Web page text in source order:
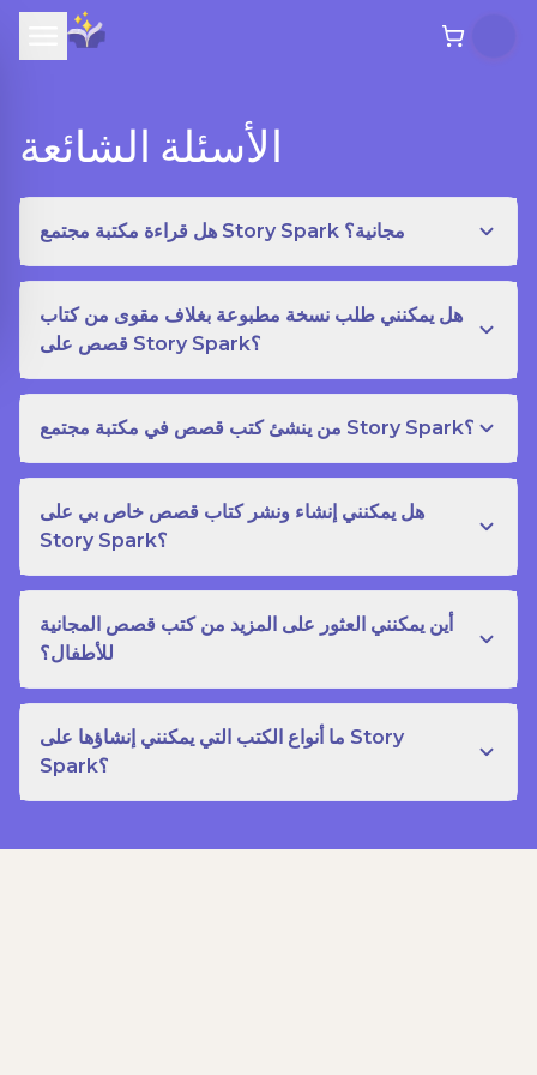
الأسئلة الشائعة
هل قراءة مكتبة مجتمع Story Spark مجانية؟
هل يمكنني طلب نسخة مطبوعة بغلاف مقوى من كتاب
قصص على Story Spark؟
من ينشئ كتب قصص في مكتبة مجتمع Story Spark؟
هل يمكنني إنشاء ونشر كتاب قصص خاص بي على
Story Spark؟
أين يمكنني العثور على المزيد من كتب قصص المجانية
للأطفال؟
ما أنواع الكتب التي يمكنني إنشاؤها على Story
Spark؟